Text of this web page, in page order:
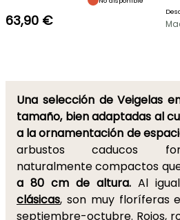
63,90 €
Una selección de Veigelas
tamaño, bien adaptadas al
a la ornamentación de
arbustos caducos
naturalmente compactos
a 80 cm de altura. Al
clásicas, son muy floríferas
septiembre-octubre. Rojos,